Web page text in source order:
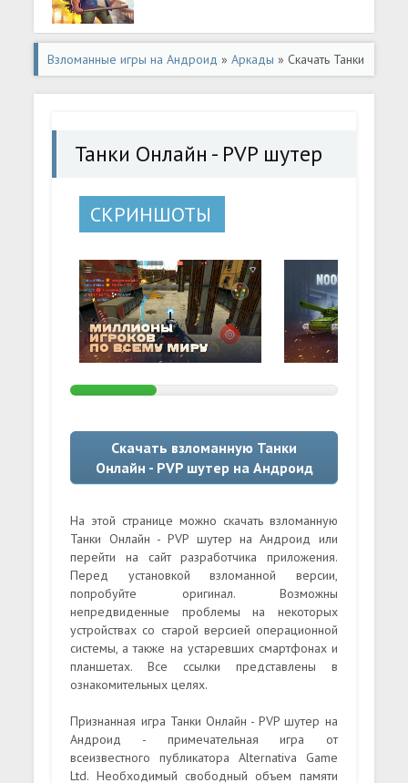
Взломанные игры на Андроид »Аркады » Скачать Танки
Онлайн - PVP шутер (Много монет) на Андроид
Танки Онлайн - PVP шутер
СКРИНШОТЫ
Скачать взломанную Танки
Онлайн - PVP шутер на Андроид
На этой странице можно скачать взломанную
Танки Онлайн - PVP шутер на Андроид или
перейти на сайт разработчика приложения.
Перед установкой взломанной версии,
попробуйте оригинал. Возможны
непредвиденные проблемы на некоторых
устройствах со старой версией операционной
системы, а также на устаревших смартфонах и
планшетах. Все ссылки представлены в
ознакомительных целях.
Признанная игра Танки Онлайн - PVP шутер на
Андроид - примечательная игра от
всеизвестного публикатора Alternativa Game
Ltd. Необходимый свободный объем памяти